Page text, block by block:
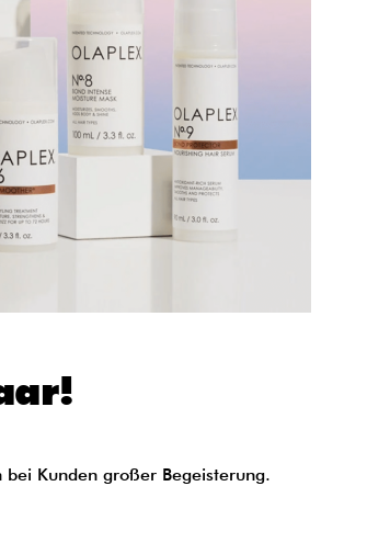
Kunden großer Begeisterung.